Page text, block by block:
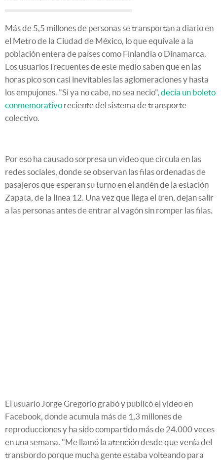
Más de 5,5 millones de personas se transportan a diario en
el Metro de la Ciudad de México, lo que equivale a la
población entera de países como Finlandia o Dinamarca.
Los usuarios frecuentes de este medio saben que en las
horas pico son casi inevitables las aglomeraciones y hasta
los empujones. "Si ya no cabe, no sea necio", decía un boleto
conmemorativo reciente del sistema de transporte
colectivo.
Por eso ha causado sorpresa un video que circula en las
redes sociales, donde se observan las filas ordenadas de
pasajeros que esperan su turno en el andén de la estación
Zapata, de la línea 12. Una vez que llega el tren, dejan salir
a las personas antes de entrar al vagón sin romper las filas.
El usuario Jorge Gregorio grabó y publicó el video en
Facebook, donde acumula más de 1,3 millones de
reproducciones y ha sido compartido más de 24.000 veces
en una semana. "Me llamó la atención desde que venía del
transbordo porque mucha gente estaba volteando para